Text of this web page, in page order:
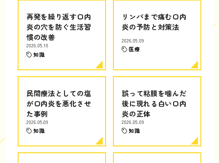
再発を繰り返す口内
炎の穴を防ぐ生活習
慣の改善
2026.05.10
知識
リンパまで痛む口内
炎の予防と対策法
2026.05.09
医療
民間療法としての塩
が口内炎を悪化させ
た事例
2026.05.09
知識
誤って粘膜を噛んだ
後に現れる白い口内
炎の正体
2026.05.09
知識